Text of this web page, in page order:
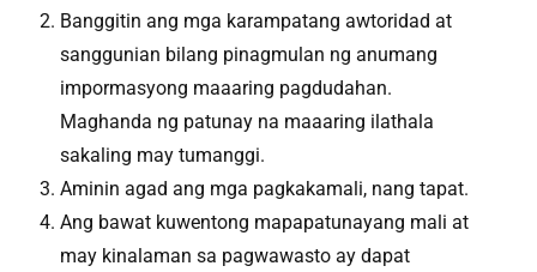
Banggitin ang mga karampatang awtoridad at
sanggunian bilang pinagmulan ng anumang
impormasyong maaaring pagdudahan.
Maghanda ng patunay na maaaring ilathala
sakaling may tumanggi.
Aminin agad ang mga pagkakamali, nang tapat.
Ang bawat kuwentong mapapatunayang mali at
may kinalaman sa pagwawasto ay dapat